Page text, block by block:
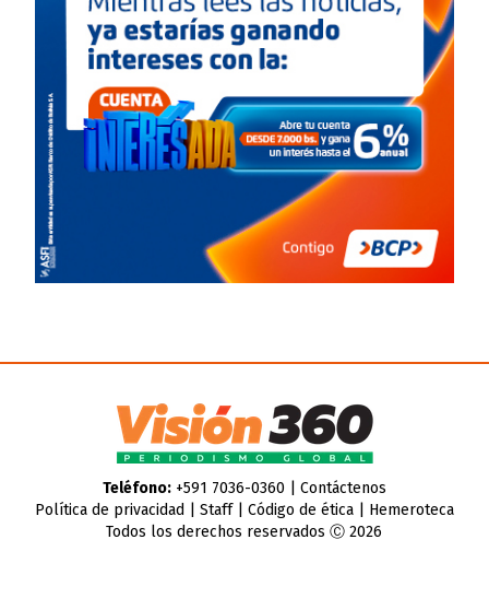
Teléfono:+591 7036-0360 | Contáctenos
Política de privacidad
Staff| Código de ética| Hemeroteca
Todos los derechos reservados Ⓒ 2026